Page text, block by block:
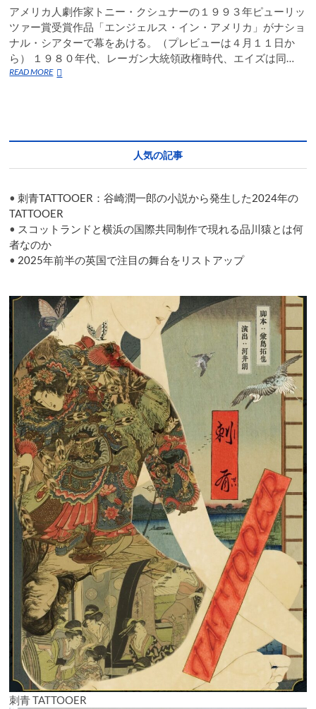
アメリカ人劇作家トニー・クシュナーの１９９３年ピューリッ
ツァー賞受賞作品「エンジェルス・イン・アメリカ」がナショ
ナル・シアターで幕をあける。（プレビューは４月１１日か
ら） １９８０年代、レーガン大統領政権時代、エイズは同…
READ MORE「エ
ア
リ
カ」
ナ
シ
ナ
ア
タ
ー
で
幕
を
あ
け
る
人気の記事
•刺青TATTOOER：谷崎潤一郎の小説から発生した2024年の
TATTOOER
• スコットランドと横浜の国際共同制作で現れる品川猿とは何
者なのか
• 2025年前半の英国で注目の舞台をリストアップ
刺青 TATTOOER